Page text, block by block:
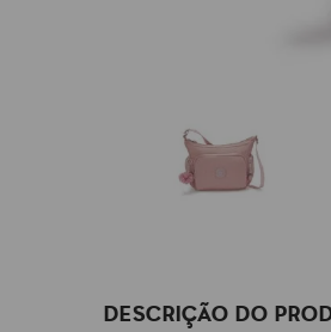
DESCRIÇÃO DO